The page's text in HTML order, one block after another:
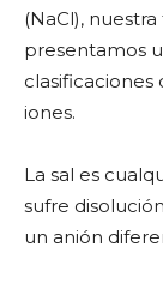
(NaCl),
presentamos
clasificaciones
iones.
La sal es
sufre
un anión